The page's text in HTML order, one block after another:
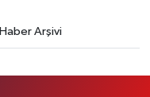
Haber Arşivi